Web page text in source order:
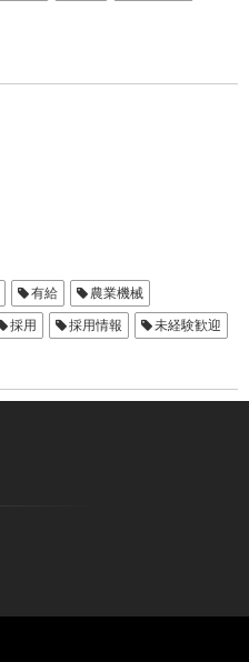
有給 農業機械
採用 採用情報 未経験歓迎